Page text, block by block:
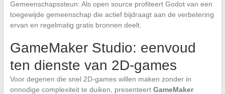
Gemeenschapssteun: Als open source profiteert Godot van een
toegewijde gemeenschap die actief bijdraagt aan de verbetering
ervan en regelmatig gratis bronnen deelt.
GameMaker Studio: eenvoud
ten dienste van 2D-games
Voor degenen die snel 2D-games willen maken zonder in
onnodige complexiteit te duiken, presenteert GameMaker